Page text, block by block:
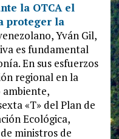
la OTCA el
proteger la
Yván Gil,
es fundamental
En sus esfuerzos
regional en la
«T» del Plan de
Ecológica,
ministros de